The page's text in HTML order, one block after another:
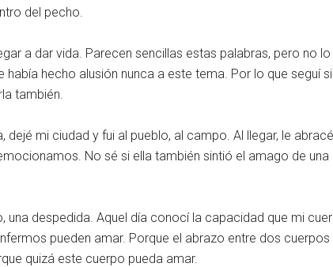
del pecho.
a dar vida. Parecen sencillas estas palabras, pero no
hecho alusión nunca a este tema. Por lo que seguí
también.
mi ciudad y fui al pueblo, al campo. Al llegar, le
No sé si ella también sintió el amago de una
una despedida. Aquel día conocí la capacidad que mi
pueden amar. Porque el abrazo entre dos
quizá este cuerpo pueda amar.